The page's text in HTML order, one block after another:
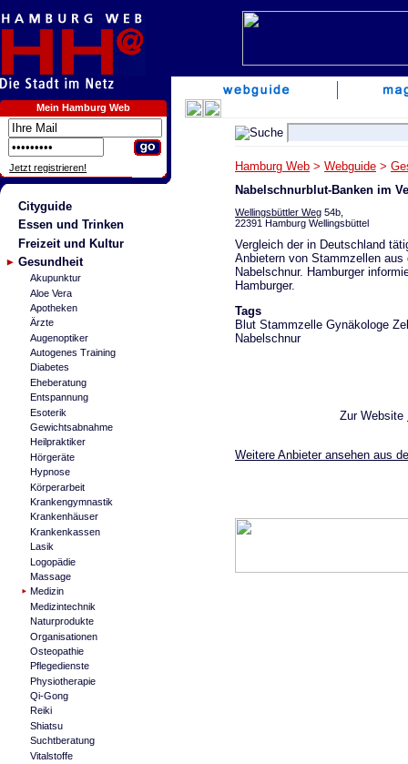
Mein Hamburg Web
Jetzt registrieren!
Cityguide
Essen und Trinken
Freizeit und Kultur
Gesundheit
Akupunktur
Aloe Vera
Apotheken
Ärzte
Augenoptiker
Autogenes Training
Diabetes
Eheberatung
Entspannung
Esoterik
Gewichtsabnahme
Heilpraktiker
Hörgeräte
Hypnose
Körperarbeit
Krankengymnastik
Krankenhäuser
Krankenkassen
Lasik
Logopädie
Massage
Medizin
Medizintechnik
Naturprodukte
Organisationen
Osteopathie
Pflegedienste
Physiotherapie
Qi-Gong
Reiki
Shiatsu
Suchtberatung
Vitalstoffe
Hamburg Web > Webguide >
Nabelschnurblut-Banken im
Wellingsbüttler Weg 54b,
22391 Hamburg Wellingsbüttel
Vergleich der in Deutschland
Anbietern von Stammzellen aus
Nabelschnur. Hamburger
Hamburger.
Tags
Blut Stammzelle Gynäkologe
Nabelschnur
Zur Website
Weitere Anbieter ansehen aus